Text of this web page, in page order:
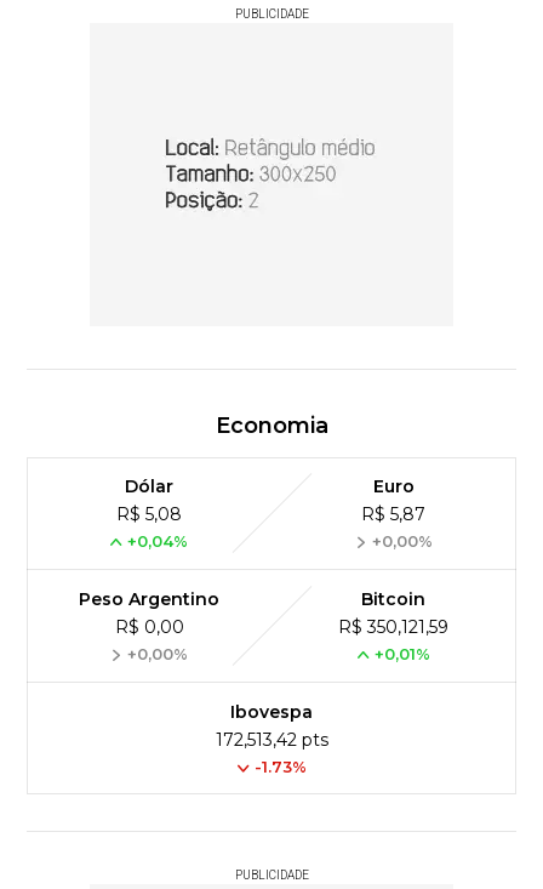
PUBLICIDADE
Economia
Dólar
R$ 5,08
+0,04%
Euro
R$ 5,87
+0,00%
Peso Argentino
R$ 0,00
+0,00%
Bitcoin
R$ 350,121,59
+0,01%
Ibovespa
172,513,42 pts
-1.73%
PUBLICIDADE